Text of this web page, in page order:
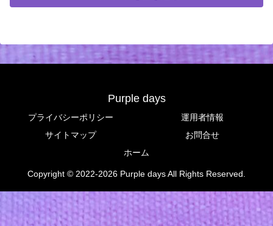
Purple days
プライバシーポリシー
運用者情報
サイトマップ
お問合せ
ホーム
Copyright © 2022-2026 Purple days All Rights Reserved.